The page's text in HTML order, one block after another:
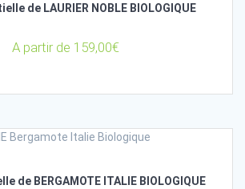
de LAURIER NOBLE BIOLOGIQUE
A partir de 159,00€
de BERGAMOTE ITALIE BIOLOGIQUE